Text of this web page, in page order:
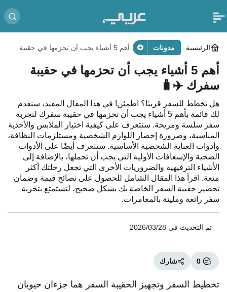
الرئيسية مدونات
أهم 5 أشياء يجب أن تحزمها في حقيبة
أهم 5 أشياء يجب أن تحزمها في حقيبة
سفرك ✈️🧳
هل تخطط للسفر قريبًا؟ اطمئن! في هذا المقال المفيد، سنقدم
لك قائمة بأهم 5 أشياء يجب أن تحزمها في حقيبة سفرك لتجربة
سفر سلسة ومريحة. ستتعرف على كيفية اختيار الملابس والأحذية
المناسبة، وضرورة إحضار اللوازم الشخصية ومستلزمات النظافة،
وأدوات العناية الشخصية الأساسية. ستتعرف أيضًا على الأدوات
الصحية والإسعافات الأولية التي يجب أن تحملها، بالإضافة إلى
الأشياء الترفيهية والضروريات الأخرى التي تجعل رحلتك أكثر
متعة. اقرأ هذا المقال الشامل للحصول على نصائح قيمة وضمان
تحضير حقيبة السفر الخاصة بك بشكل صحيح، لتستمتع بتجربة
سفر رائعة ومليئة بالمغامرات.
تم التحديث في 2026/03/28
0 شارك
تخطيط السفر وتجهيز الحقيبة السفر هما جزءان حيويان